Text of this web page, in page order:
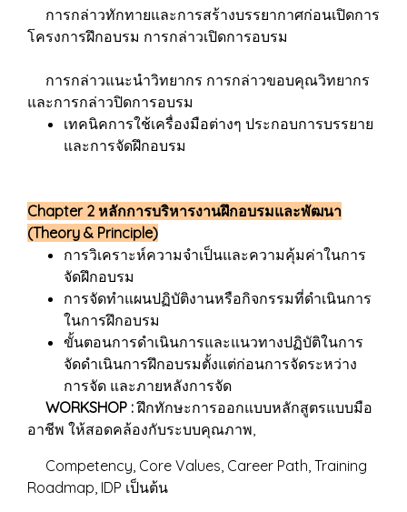
การกล่าวทักทายและการสร้างบรรยากาศก่อนเปิดการ
โครงการฝึกอบรม การกล่าวเปิดการอบรม
การกล่าวแนะนำวิทยากร การกล่าวขอบคุณวิทยากร
และการกล่าวปิดการอบรม
เทคนิคการใช้เครื่องมือต่างๆ ประกอบการบรรยาย
และการจัดฝึกอบรม
Chapter 2 หลักการบริหารงานฝึกอบรมและพัฒนา
(Theory & Principle)
การวิเคราะห์ความจำเป็นและความคุ้มค่าในการ
จัดฝึกอบรม
การจัดทำแผนปฏิบัติงานหรือกิจกรรมที่ดำเนินการ
ในการฝึกอบรม
ขั้นตอนการดำเนินการและแนวทางปฏิบัติในการ
จัดดำเนินการฝึกอบรมตั้งแต่ก่อนการจัดระหว่าง
การจัด และภายหลังการจัด
WORKSHOP :ฝึกทักษะการออกแบบหลักสูตรแบบมือ
อาชีพ ให้สอดคล้องกับระบบคุณภาพ,
Competency, Core Values, Career Path, Training
Roadmap, IDP เป็นต้น